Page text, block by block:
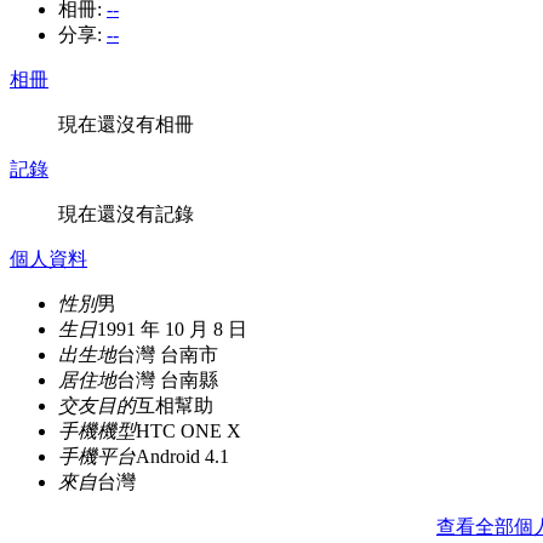
相冊: --
分享: --
相冊
現在還沒有相冊
記錄
現在還沒有記錄
個人資料
性別男
生日1991 年 10 月 8 日
出生地台灣 台南市
居住地台灣 台南縣
交友目的互相幫助
手機機型HTC ONE X
手機平台Android 4.1
來自台灣
查看全部個